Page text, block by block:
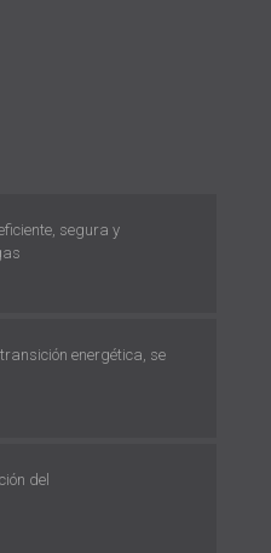
segura y
energética, se
del